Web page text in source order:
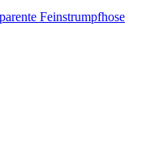
Feinstrumpfhose